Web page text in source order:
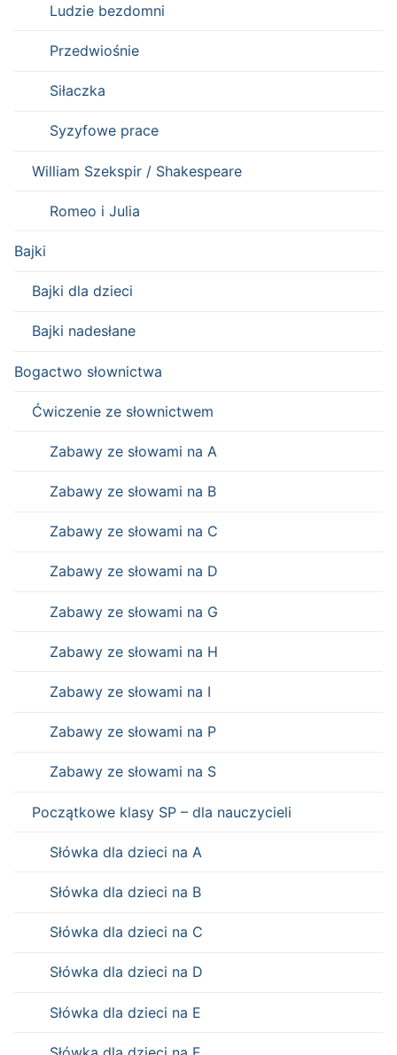
Ludzie bezdomni
Przedwiośnie
Siłaczka
Syzyfowe prace
William Szekspir / Shakespeare
Romeo i Julia
Bajki
Bajki dla dzieci
Bajki nadesłane
Bogactwo słownictwa
Ćwiczenie ze słownictwem
Zabawy ze słowami na A
Zabawy ze słowami na B
Zabawy ze słowami na C
Zabawy ze słowami na D
Zabawy ze słowami na G
Zabawy ze słowami na H
Zabawy ze słowami na I
Zabawy ze słowami na P
Zabawy ze słowami na S
Początkowe klasy SP – dla nauczycieli
Słówka dla dzieci na A
Słówka dla dzieci na B
Słówka dla dzieci na C
Słówka dla dzieci na D
Słówka dla dzieci na E